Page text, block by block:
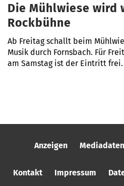
Die Mühlwiese wird
Rockbühne
Ab Freitag schallt beim
Musik durch Fornsbach. Für
am Samstag ist der Eintritt frei.
Anzeigen Mediadaten
Kontakt Impressum